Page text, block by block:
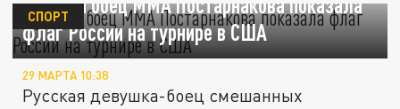
флаг России на турнире в США
СПОРТ
29 МАРТА 10:38
Русская девушка-боец смешанных